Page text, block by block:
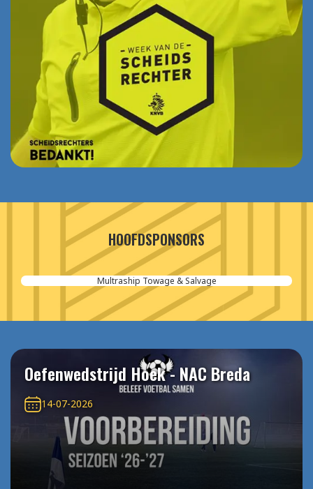
HOOFDSPONSORS
Multraship Towage & Salvage
Oefenwedstrijd Hoek - NAC Breda
14-07-2026